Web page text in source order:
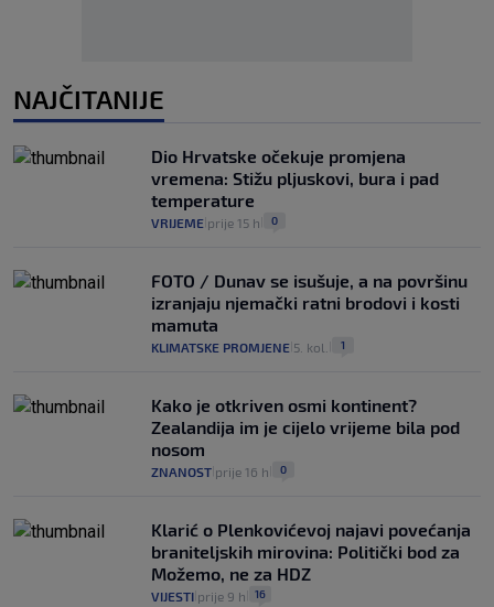
NAJČITANIJE
Dio Hrvatske očekuje promjena
vremena: Stižu pljuskovi, bura i pad
temperature
VRIJEME prije 15 h 0
FOTO / Dunav se isušuje, a na površinu
izranjaju njemački ratni brodovi i kosti
mamuta
KLIMATSKE PROMJENE 5. kol. 1
Kako je otkriven osmi kontinent?
Zealandija im je cijelo vrijeme bila pod
nosom
ZNANOST prije 16 h 0
Klarić o Plenkovićevoj najavi povećanja
braniteljskih mirovina: Politički bod za
Možemo, ne za HDZ
VIJESTI prije 9 h 16